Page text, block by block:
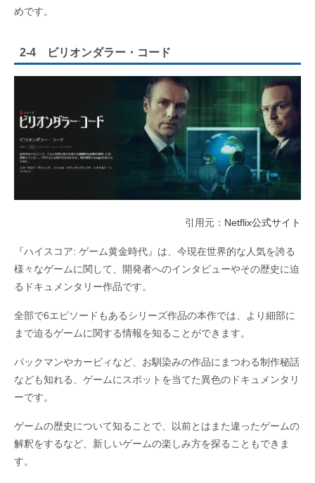
めです。
2-4 ビリオンダラー・コード
引用元： Netflix公式サイト
『ハイスコア: ゲーム黄金時代』は、今現在世界的な人気を誇る
様々なゲームに関して、開発者へのインタビューやその歴史に迫
るドキュメンタリー作品です。
全部で6エピソードもあるシリーズ作品の本作では、より細部に
まで迫るゲームに関する情報を知ることができます。
パックマンやカービィなど、お馴染みの作品にまつわる制作秘話
なども知れる、ゲームにスポットを当てた異色のドキュメンタリ
ーです。
ゲームの歴史について知ることで、以前とはまた違ったゲームの
解釈をするなど、新しいゲームの楽しみ方を探ることもできま
す。